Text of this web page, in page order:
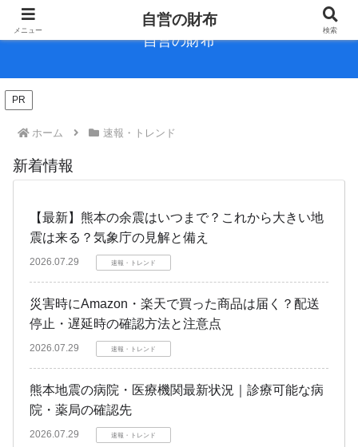
自営の財布
PR
ホーム 速報・トレンド
新着情報
【最新】熊本の余震はいつまで？これから大きい地
震は来る？気象庁の見解と備え
2026.07.29 速報・トレンド
災害時にAmazon・楽天で買った商品は届く？配送
停止・遅延時の確認方法と注意点
2026.07.29 速報・トレンド
熊本地震の病院・医療機関最新状況｜診療可能な病
院・薬局の確認先
2026.07.29 速報・トレンド
メニュー
自営の財布
検索